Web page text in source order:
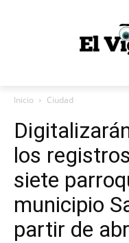
Inicio Ciudad
los
siete
municipio
partir de